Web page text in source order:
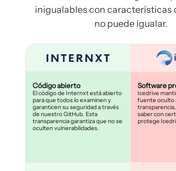
inigualables con características
no puede igualar.
Código abierto
El código de Internxt está abierto
para que todos lo examinen y
garanticen su seguridad a través
de nuestro GitHub. Esta
transparencia garantiza que no se
oculten vulnerabilidades.
Software
Icedrive
fuente oculto
saber con
protege